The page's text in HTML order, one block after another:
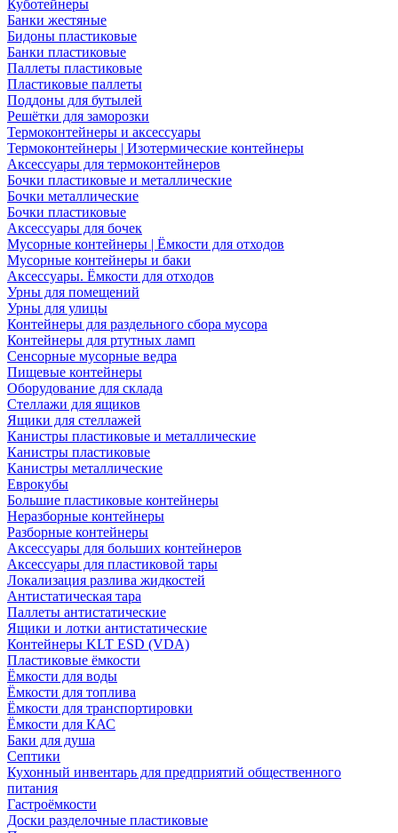
Куботейнеры
Банки жестяные
Бидоны пластиковые
Банки пластиковые
Паллеты пластиковые
Пластиковые паллеты
Поддоны для бутылей
Решётки для заморозки
Термоконтейнеры и аксессуары
Термоконтейнеры | Изотермические контейнеры
Аксессуары для термоконтейнеров
Бочки пластиковые и металлические
Бочки металлические
Бочки пластиковые
Аксессуары для бочек
Мусорные контейнеры | Ёмкости для отходов
Мусорные контейнеры и баки
Аксессуары. Ёмкости для отходов
Урны для помещений
Урны для улицы
Контейнеры для раздельного сбора мусора
Контейнеры для ртутных ламп
Сенсорные мусорные ведра
Пищевые контейнеры
Оборудование для склада
Стеллажи для ящиков
Ящики для стеллажей
Канистры пластиковые и металлические
Канистры пластиковые
Канистры металлические
Еврокубы
Большие пластиковые контейнеры
Неразборные контейнеры
Разборные контейнеры
Аксессуары для больших контейнеров
Аксессуары для пластиковой тары
Локализация разлива жидкостей
Антистатическая тара
Паллеты антистатические
Ящики и лотки антистатические
Контейнеры KLT ESD (VDA)
Пластиковые ёмкости
Ёмкости для воды
Ёмкости для топлива
Ёмкости для транспортировки
Ёмкости для КАС
Баки для душа
Септики
Кухонный инвентарь для предприятий общественного
питания
Гастроёмкости
Доски разделочные пластиковые